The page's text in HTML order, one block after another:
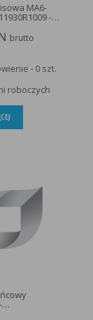
MA6-
-
brutto
- 0 szt.
roboczych